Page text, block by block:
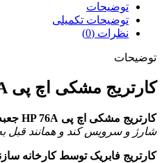
توضیحات
توضیحات تکمیلی
نظرات (0)
توضیحات
کارتریج مشکی اچ پی HP 76A جعبه ایران
کارتریج مشکی اچ پی HP 76A جعبه ایران
شارژ و سرویس کند و همانند قبل
کارتریج فابریک توسط کارخانه